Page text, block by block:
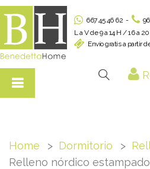
667 45 46 62 -
L a V de 9 a 14 H / 16 a
Envío gratis a partir
Home Dormitorio
Relleno nórdico